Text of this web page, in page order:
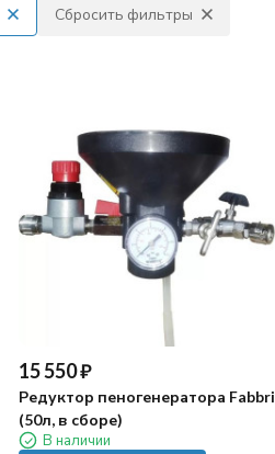
Сбросить фильтры
15 550₽
Редуктор пеногенератора Fabbri
(50л, в сборе)
В наличии